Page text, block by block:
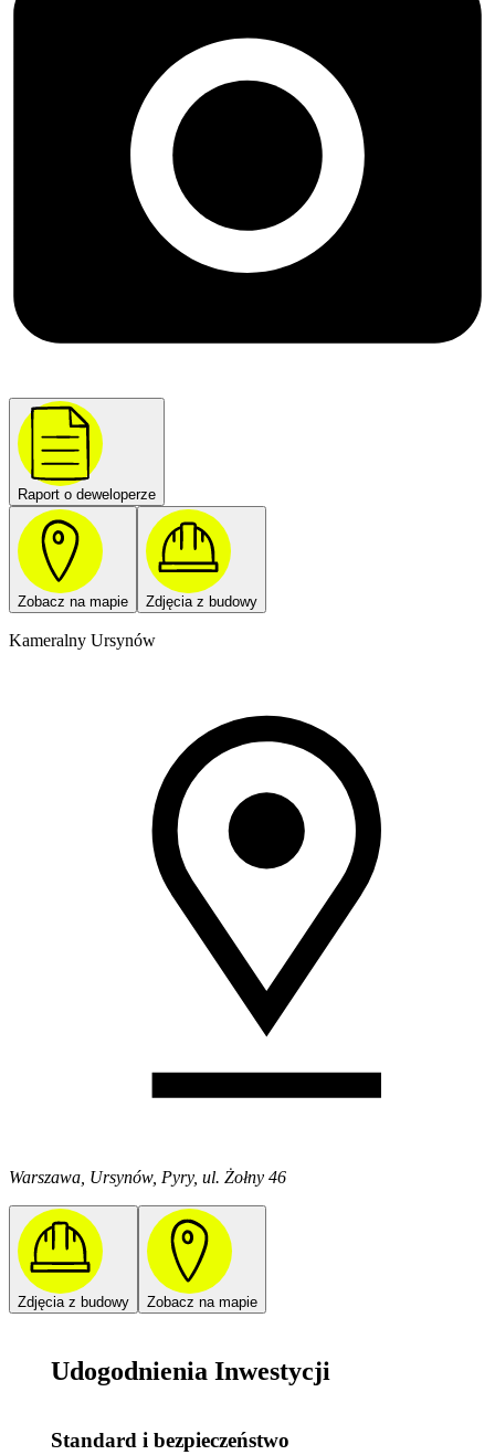
Raport o deweloperze
Zobacz na mapie Zdjęcia z budowy
Kameralny Ursynów
Warszawa, Ursynów, Pyry, ul. Żołny 46
Zdjęcia z budowy Zobacz na mapie
Udogodnienia Inwestycji
Standard i bezpieczeństwo